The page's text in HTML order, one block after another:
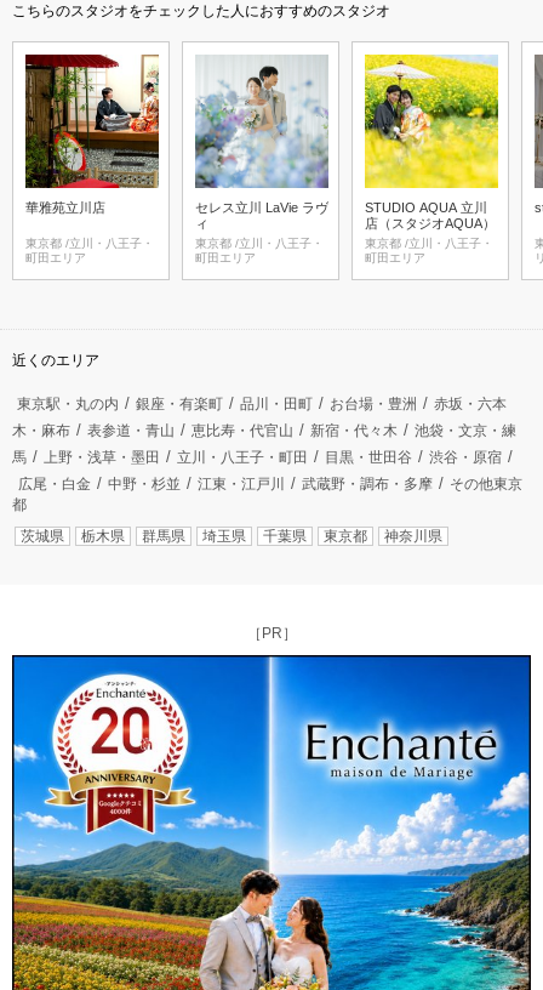
こちらのスタジオをチェックした人におすすめのスタジオ
華雅苑立川店
東京都 /立川・八王子・
町田エリア
セレス立川 LaVie ラヴ
ィ
東京都 /立川・八王子・
町田エリア
STUDIO AQUA 立川
店（スタジオAQUA）
東京都 /立川・八王子・
町田エリア
東
近くのエリア
東京駅・丸の内 銀座・有楽町 品川・田町 お台場・豊洲
赤坂・六本
木・麻布
表参道・青山 恵比寿・代官山 新宿・代々木
池袋・文京・練
馬
上野・浅草・墨田 立川・八王子・町田 目黒・世田谷
渋谷・原宿
広尾・白金
中野・杉並 江東・江戸川 武蔵野・調布・多摩
その他東京
都
茨城県
栃木県 群馬県 埼玉県 千葉県 東京都 神奈川県
［PR］